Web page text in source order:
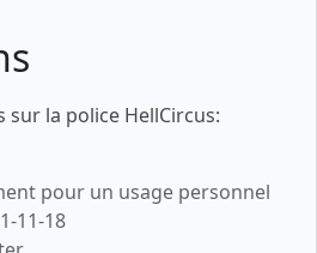
la police HellCircus:
pour un usage personnel
11-18